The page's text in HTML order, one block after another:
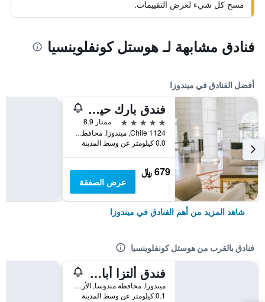
مسح كل شيء لعرض التقييمات.
فنادق مشابهة لـ هوستل كونفلوينسيا
أفضل الفنادق في ميندوزا
فندق بارك حياة ميندوزا، كازينو آند سبا
5 نجوم
ممتاز 8.9
Chile 1124, ميندوزا, محافظة مندوسا, الأرجنتين
0.0 كيلومتر عن وسط المدينة
679 ﷼
عرض الصفقة
شاهد المزيد من أهم الفنادق في ميندوزا
فنادق بالقرب من هوستل كونفلوينسيا
فندق ألتزا أبارت آند سويتس
ميندوزا, محافظة مندوسا, الأرجنتين
0.1 كيلومتر عن وسط المدينة